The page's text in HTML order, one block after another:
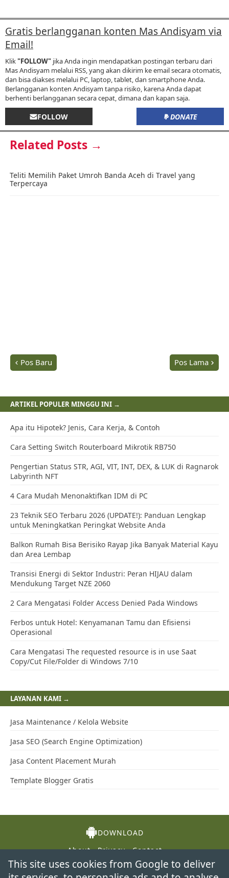
Gratis berlangganan konten Mas Andisyam via
Email!
Klik"FOLLOW" jika Anda ingin mendapatkan postingan terbaru dari
Mas Andisyam melalui RSS, yang akan dikirim ke email secara otomatis,
dan bisa diakses melalui PC, laptop, tablet, dan smartphone Anda.
Berlangganan konten Andisyam tanpa risiko, karena Anda dapat
berhenti berlangganan secara cepat, dimana dan kapan saja.
FOLLOW DONATE
Related Posts →
Pos Baru Pos Lama
ARTIKEL POPULER MINGGU INI →
Apa itu Hipotek? Jenis, Cara Kerja, & Contoh
Cara Setting Switch Routerboard Mikrotik RB750
Pengertian Status STR, AGI, VIT, INT, DEX, & LUK di Ragnarok
Labyrinth NFT
4 Cara Mudah Menonaktifkan IDM di PC
23 Teknik SEO Terbaru 2026 (UPDATE!): Panduan Lengkap
untuk Meningkatkan Peringkat Website Anda
Balkon Rumah Bisa Berisiko Rayap Jika Banyak Material Kayu
dan Area Lembap
Transisi Energi di Sektor Industri: Peran HIJAU dalam
Mendukung Target NZE 2060
2 Cara Mengatasi Folder Access Denied Pada Windows
Ferbos untuk Hotel: Kenyamanan Tamu dan Efisiensi
Operasional
Cara Mengatasi The requested resource is in use Saat
Copy/Cut File/Folder di Windows 7/10
LAYANAN KAMI →
Jasa Maintenance / Kelola Website
Jasa SEO (Search Engine Optimization)
Jasa Content Placement Murah
Template Blogger Gratis
DOWNLOAD
About
Privacy Contact
This site uses cookies from Google to deliver